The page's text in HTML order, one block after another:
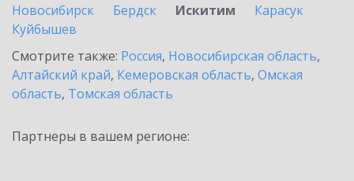
Новосибирск
Бердск Искитим
Карасук
Куйбышев
Смотрите также: Россия, Новосибирская область,
Алтайский край, Кемеровская область, Омская
область, Томская область
Партнеры в вашем регионе: